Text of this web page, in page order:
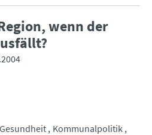
wenn der
Gesundheit Kommunalpolitik